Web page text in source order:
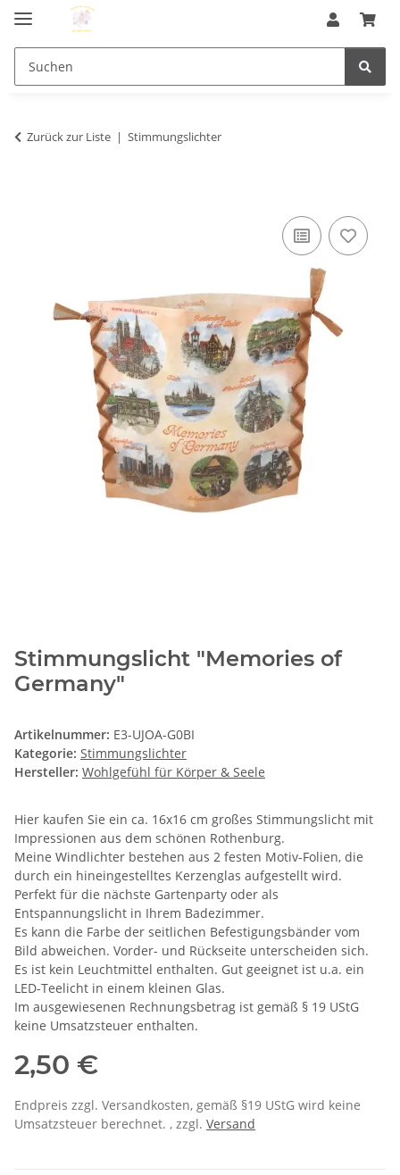
Zurück zur Liste Stimmungslichter
Stimmungslicht "Memories of
Germany"
Artikelnummer: E3-UJOA-G0BI
Kategorie: Stimmungslichter
Hersteller: Wohlgefühl für Körper & Seele
Hier kaufen Sie ein ca. 16x16 cm großes Stimmungslicht mit
Impressionen aus dem schönen Rothenburg.
Meine Windlichter bestehen aus 2 festen Motiv-Folien, die
durch ein hineingestelltes Kerzenglas aufgestellt wird.
Perfekt für die nächste Gartenparty oder als
Entspannungslicht in Ihrem Badezimmer.
Es kann die Farbe der seitlichen Befestigungsbänder vom
Bild abweichen. Vorder- und Rückseite unterscheiden sich.
Es ist kein Leuchtmittel enthalten. Gut geeignet ist u.a. ein
LED-Teelicht in einem kleinen Glas.
Im ausgewiesenen Rechnungsbetrag ist gemäß § 19 UStG
keine Umsatzsteuer enthalten.
2,50 €
Endpreis zzgl. Versandkosten, gemäß §19 UStG wird keine
Umsatzsteuer berechnet. , zzgl. Versand